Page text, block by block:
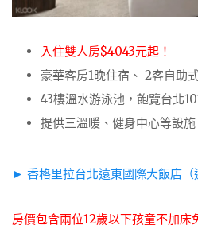
入住雙人房$4043元起！
豪華客房1晚住宿、 2客自助
43樓溫水游泳池，飽覽台北
提供三溫暖、健身中心等設施
► 香格里拉台北遠東國際大飯店（
房價包含兩位12歲以下孩童不加床